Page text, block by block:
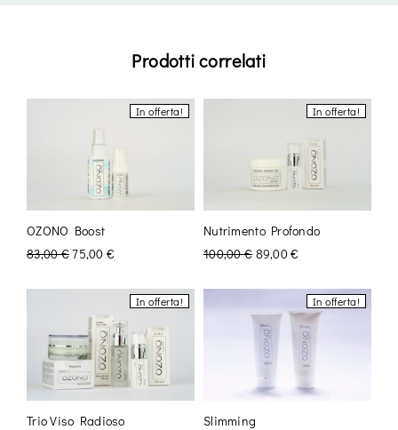
Prodotti correlati
In offerta!
OZONO Boost
83,00€75,00 €
In offerta!
Nutrimento Profondo
100,00€89,00€
In offerta!
Trio Viso Radioso
In offerta!
Slimming